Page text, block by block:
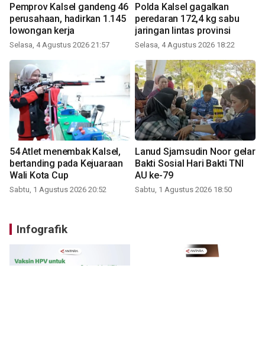
Pemprov Kalsel gandeng 46
perusahaan, hadirkan 1.145
lowongan kerja
Selasa, 4 Agustus 2026 21:57
Polda Kalsel gagalkan
peredaran 172,4 kg sabu
jaringan lintas provinsi
Selasa, 4 Agustus 2026 18:22
54 Atlet menembak Kalsel,
bertanding pada Kejuaraan
Wali Kota Cup
Sabtu, 1 Agustus 2026 20:52
Lanud Sjamsudin Noor gelar
Bakti Sosial Hari Bakti TNI
AU ke-79
Sabtu, 1 Agustus 2026 18:50
Infografik